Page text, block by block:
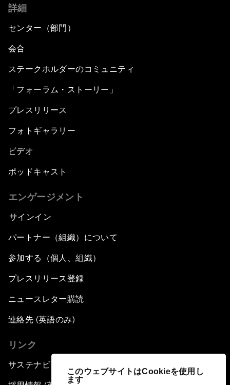
このウェブサイトはCookieを使用し
ます
詳細
センター（部門）
会合
ステークホルダーのコミュニティ
「フォーラム・ストーリー」
プレスリリース
フォトギャラリー
ビデオ
ポッドキャスト
エンゲージメント
サインイン
パートナー（組織）について
参加する（個人、組織）
プレスリリース登録
ニュースレター購読
連絡先 (英語のみ)
リンク
サステナビリティへの取り組み